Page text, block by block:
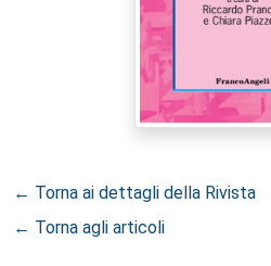
← Torna ai dettagli della Rivista
← Torna agli articoli